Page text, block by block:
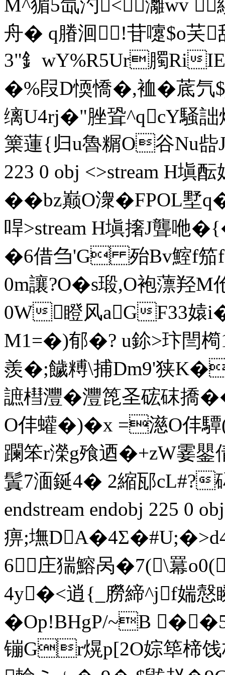
M^猸5氙汋< 灕wv 
舟� q膡洄!苷嚔$o芺
3"釒wY%R5Ur臅Ri
�%叚D愞憍�,裇�菧
缡U4rj�"脞聓^qcY騒
篥蓮{归u魯糏O谷Nu啙
223 0 obj <>stream H塡酝
��bz巅O潨�FPOL
哻>stream H塡撦J聾咃
�6借刍'G 殆Bv鰘f笳
0m讓?O�s瑖,O袍薸羟
0W瞪风aGF33媴
M1=�)郁�? u鉩>玣閆
羨�;饖糐\捕Dm9'狭
謶槥灃�灃箆圣硡砞
O仹蠸�)�x =濨O仹
躝笨r濚g飱迺�+zW霎鑍
鬒7 湎鋋4� 2縮邷cL#?
endstream endobj 225 0
痹;墲
6庄猯鰫呙�7(\羃
4y�<逍{_朥締^jf媏慤
�Op!BHgP/~B
镚Gr熀 p[2O婃筚楴